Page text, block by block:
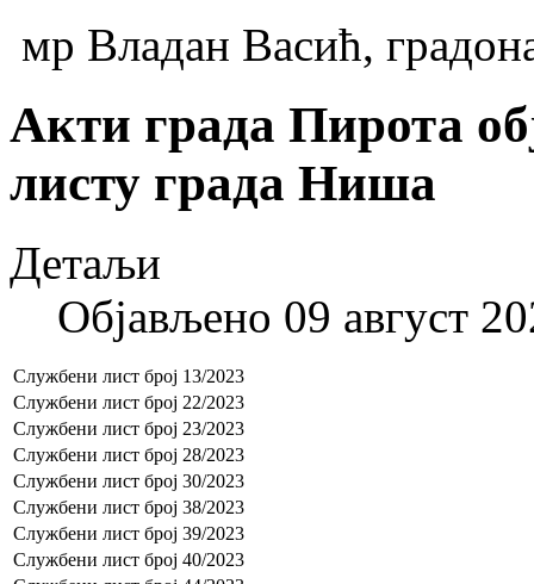
мр Владан Васић,
Акти града Пирота
листу града Ниша
Детаљи
Објављено 09 август
Службени лист број 13/2023
Службени лист број 22/2023
Службени лист број 23/2023
Службени лист број 28/2023
Службени лист број 30/2023
Службени лист број 38/2023
Службени лист број 39/2023
Службени лист број 40/2023